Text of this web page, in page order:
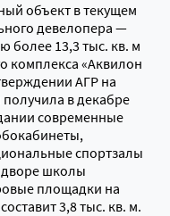
объект в текущем
девелопера —
более 13,3 тыс. кв. м
комплекса «Аквилон
АГР на
в декабре
современные
спортзалы
дворе школы
площадки на
3,8 тыс. кв. м.